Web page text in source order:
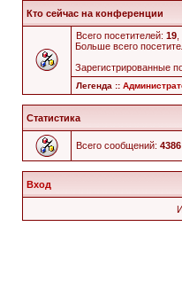
Кто сейчас на конференции
Всего посетителей: 19
Больше всего
Зарегистрированные
Легенда ::
Статистика
Всего сообщений: 4386
Вход